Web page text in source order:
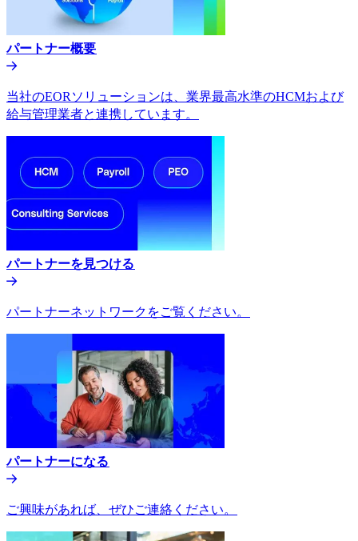
パートナー概要​​
当社のEORソリューションは、業界最高水準のHCMおよび
給与管理業者と連携しています。​​
パートナーを見つける​​
パートナーネットワークをご覧ください。​​
パートナーになる​​
ご興味があれば、ぜひご連絡ください。​​